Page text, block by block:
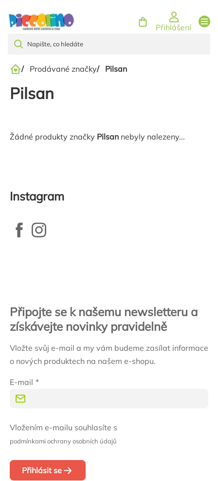
Přihlášení
Domů
/ Prodávané značky/ Pilsan
Pilsan
Žádné produkty značky Pilsan nebyly nalezeny...
Instagram
Připojte se k našemu newsletteru a
získávejte novinky pravidelně
Vložte svůj e-mail a my vám budeme zasílat informace
o nových produktech na našem e-shopu.
E-mail
Vložením e-mailu souhlasíte s
podmínkami ochrany osobních údajů
Přihlásit se